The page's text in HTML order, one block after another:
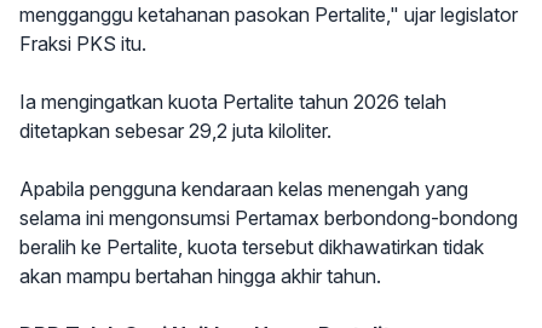
mengganggu ketahanan pasokan Pertalite," ujar legislator
Fraksi PKS itu.
Ia mengingatkan kuota Pertalite tahun 2026 telah
ditetapkan sebesar 29,2 juta kiloliter.
Apabila pengguna kendaraan kelas menengah yang
selama ini mengonsumsi Pertamax berbondong-bondong
beralih ke Pertalite, kuota tersebut dikhawatirkan tidak
akan mampu bertahan hingga akhir tahun.